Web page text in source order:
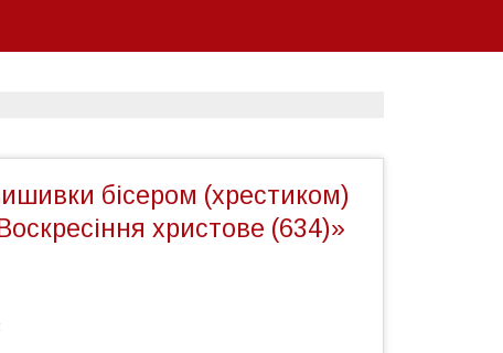
бісером (хрестиком)
христове (634)»